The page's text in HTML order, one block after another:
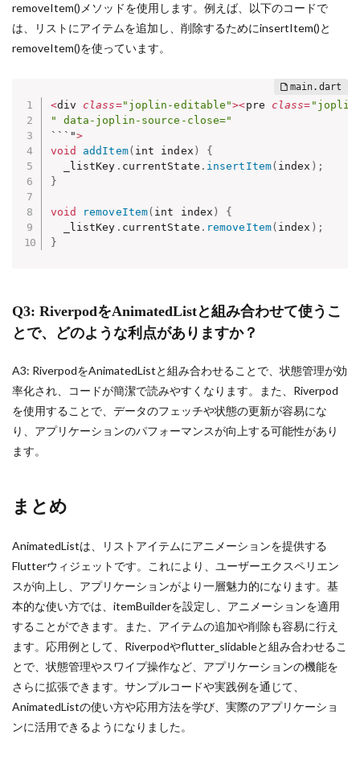
removeItem()メソッドを使用します。例えば、以下のコードで
は、リストにアイテムを追加し、削除するためにinsertItem()と
removeItem()を使っています。
<div class="joplin-editable"><pre class=
" data-joplin-source-close="
```">
void
addItem( int index )
{
  _listKey
. currentState . insertItem( index ) ;
}
void removeItem( int index )
{
  _listKey
. currentState . removeItem( index ) ;
}
Q3: RiverpodをAnimatedListと組み合わせて使うこ
とで、どのような利点がありますか？
A3: RiverpodをAnimatedListと組み合わせることで、状態管理が効
率化され、コードが簡潔で読みやすくなります。また、Riverpod
を使用することで、データのフェッチや状態の更新が容易にな
り、アプリケーションのパフォーマンスが向上する可能性があり
ます。
まとめ
AnimatedListは、リストアイテムにアニメーションを提供する
Flutterウィジェットです。これにより、ユーザーエクスペリエン
スが向上し、アプリケーションがより一層魅力的になります。基
本的な使い方では、itemBuilderを設定し、アニメーションを適用
することができます。また、アイテムの追加や削除も容易に行え
ます。応用例として、Riverpodやflutter_slidableと組み合わせるこ
とで、状態管理やスワイプ操作など、アプリケーションの機能を
さらに拡張できます。サンプルコードや実践例を通じて、
AnimatedListの使い方や応用方法を学び、実際のアプリケーショ
ンに活用できるようになりました。